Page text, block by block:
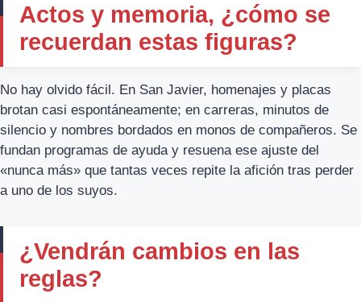
Actos y memoria, ¿cómo se
recuerdan estas figuras?
No hay olvido fácil. En San Javier, homenajes y placas
brotan casi espontáneamente; en carreras, minutos de
silencio y nombres bordados en monos de compañeros. Se
fundan programas de ayuda y resuena ese ajuste del
«nunca más» que tantas veces repite la afición tras perder
a uno de los suyos.
¿Vendrán cambios en las
reglas?